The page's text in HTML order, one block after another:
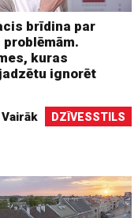
brīdina par
kuras
ignorēt
Vairāk DZĪVESSTILS